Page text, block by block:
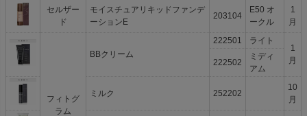
セルザー
ド
モイスチュアリキッドファンデ
ーションE
203104
E50 オ
ークル
1
月
フィトグ
ラム
BBクリーム
222501 ライト
1
月
222502
ミディ
アム
ミルク 252202
10
月